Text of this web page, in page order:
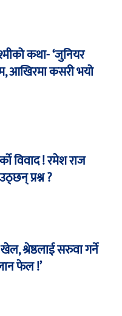
कथा- ‘जुनियर
आखिरमा कसरी भयो
विवाद ! रमेश राज
प्रश्न ?
श्रेष्ठलाई सरुवा गर्ने
फेल !’